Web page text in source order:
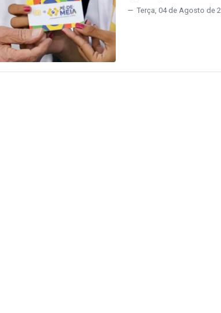
Terça, 04 de Agosto de